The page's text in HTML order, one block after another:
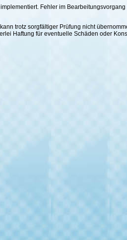
Fehler im
trotz sorgfältiger Prüfung nicht
Haftung für eventuelle Schäden oder